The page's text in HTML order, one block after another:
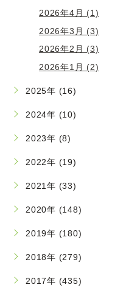
2026年4月 (1)
2026年3月 (3)
2026年2月 (3)
2026年1月 (2)
2025年 (16)
2024年 (10)
2023年 (8)
2022年 (19)
2021年 (33)
2020年 (148)
2019年 (180)
2018年 (279)
2017年 (435)